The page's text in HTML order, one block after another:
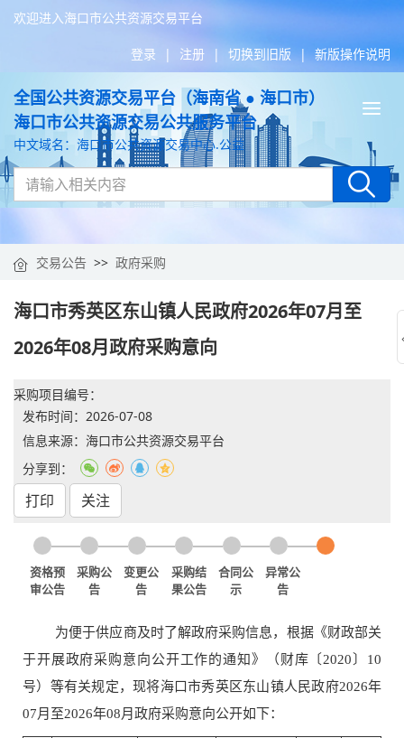
欢迎进入海口市公共资源交易平台
登录 | 注册 | 切换到旧版 | 新版操作说明
全国公共资源交易平台（海南省 ● 海口市）
海口市公共资源交易公共服务平台
中文域名：海口市公共资源交易中心.公益
交易公告 >> 政府采购
海口市秀英区东山镇人民政府2026年07月至
2026年08月政府采购意向
采购项目编号：
发布时间： 2026-07-08
信息来源：海口市公共资源交易平台
分享到：
打印 关注
资格预
审公告
采购公
告
变更公
告
采购结
果公告
合同公
示
异常公
告
为便于供应商及时了解政府采购信息，根据《财政部关
于开展政府采购意向公开工作的通知》（财库〔2020〕10
号）等有关规定，现将海口市秀英区东山镇人民政府2026年
07月至2026年08月政府采购意向公开如下：